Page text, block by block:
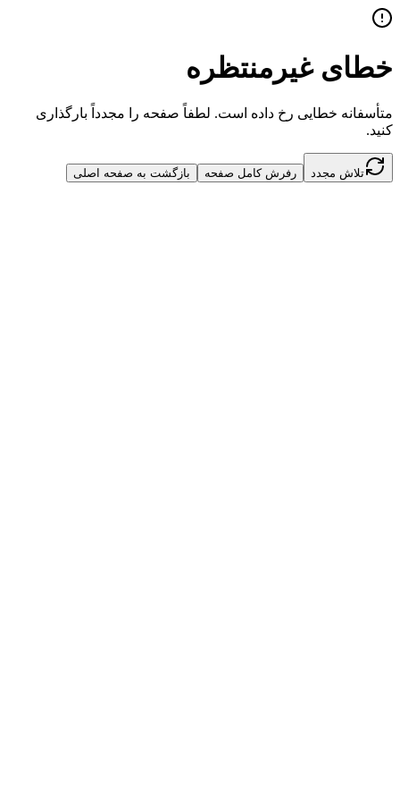
خطای غیرمنتظره
متأسفانه خطایی رخ داده است. لطفاً صفحه را مجدداً بارگذاری
کنید.
تلاش مجدد رفرش کامل صفحه بازگشت به صفحه اصلی